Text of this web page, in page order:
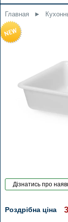
Главная ►
Роздрібна ціна